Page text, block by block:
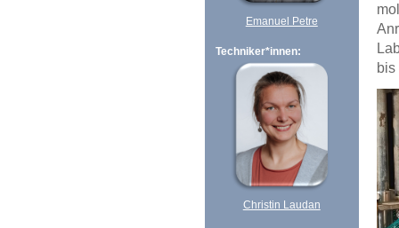
Emanuel Petre
Techniker*innen:
Christin Laudan